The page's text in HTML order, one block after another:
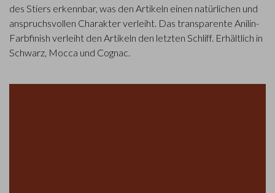
des Stiers erkennbar, was den Artikeln einen natürlichen und
anspruchsvollen Charakter verleiht. Das transparente Anilin-
Farbfinish verleiht den Artikeln den letzten Schliff. Erhältlich in
Schwarz, Mocca und Cognac.